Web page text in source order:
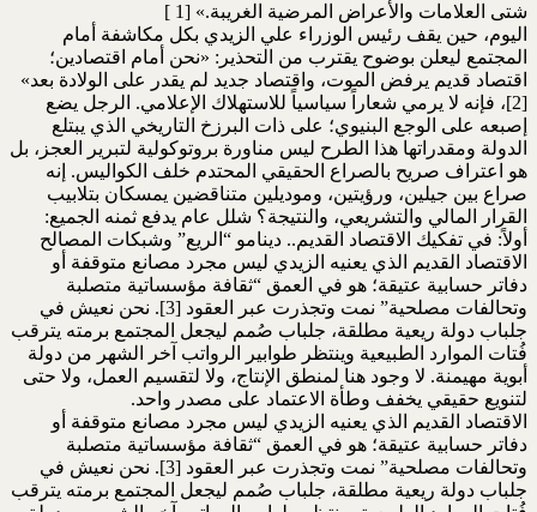
‏شتى العلامات والأعراض المرضية الغريبة.» [1 ]
اليوم، حين يقف رئيس الوزراء علي الزيدي بكل مكاشفة أمام
المجتمع ليعلن بوضوح يقترب من التحذير: ‏‏«نحن أمام اقتصادين؛
اقتصاد قديم يرفض الموت، واقتصاد جديد لم يقدر على الولادة بعد»
[2]، فإنه لا يرمي ‏شعاراً سياسياً للاستهلاك الإعلامي. الرجل يضع
إصبعه على الوجع البنيوي؛ على ذات البرزخ التاريخي الذي ‏يبتلع
الدولة ومقدراتها هذا الطرح ليس مناورة بروتوكولية لتبرير العجز، بل
هو اعتراف صريح بالصراع ‏الحقيقي المحتدم خلف الكواليس. إنه
صراع بين جيلين، ورؤيتين، وموديلين متناقضين يمسكان بتلابيب
القرار ‏المالي والتشريعي، والنتيجة؟ شلل عام يدفع ثمنه الجميع: ‏‏ ‏
أولاً: في تفكيك الاقتصاد القديم.. دينامو “الريع” وشبكات المصالح
الاقتصاد القديم الذي يعنيه الزيدي ليس ‏مجرد مصانع متوقفة أو
دفاتر حسابية عتيقة؛ هو في العمق “ثقافة مؤسساتية متصلبة
وتحالفات مصلحية” ‏نمت وتجذرت عبر العقود [3]. نحن نعيش في
جلباب دولة ريعية مطلقة، جلباب صُمم ليجعل المجتمع برمته ‏يترقب
فُتات الموارد الطبيعية وينتظر طوابير الرواتب آخر الشهر من دولة
أبوية مهيمنة. لا وجود هنا لمنطق ‏الإنتاج، ولا لتقسيم العمل، ولا حتى
لتنويع حقيقي يخفف وطأة الاعتماد على مصدر واحد. ‏‏ ‏
الاقتصاد القديم الذي يعنيه الزيدي ليس مجرد مصانع متوقفة أو
دفاتر حسابية عتيقة؛ هو في العمق “ثقافة ‏مؤسساتية متصلبة
وتحالفات مصلحية” نمت وتجذرت عبر العقود [3]. نحن نعيش في
جلباب دولة ريعية ‏مطلقة، جلباب صُمم ليجعل المجتمع برمته يترقب